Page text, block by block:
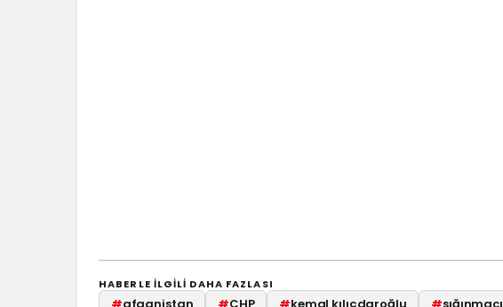
HABERLE ILGILI DAHA FAZLASI